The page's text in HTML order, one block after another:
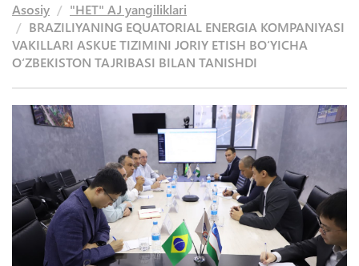
Asosiy
"HET" AJ yangiliklari
BRAZILIYANING EQUATORIAL ENERGIA KOMPANIYASI
VAKILLARI ASKUE TIZIMINI JORIY ETISH BO‘YICHA
O‘ZBEKISTON TAJRIBASI BILAN TANISHDI